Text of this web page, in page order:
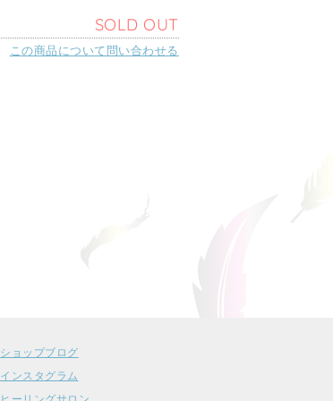
SOLD OUT
この商品について問い合わせる
ショップブログ
インスタグラム